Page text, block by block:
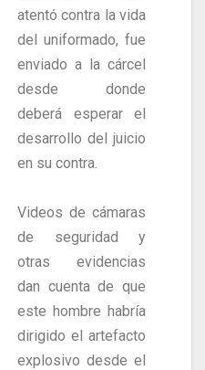
atentó contra la vida
del uniformado, fue
enviado a la cárcel
desde donde
deberá esperar el
desarrollo del juicio
en su contra.
Videos de cámaras
de seguridad y
otras evidencias
dan cuenta de que
este hombre habría
dirigido el artefacto
explosivo desde el